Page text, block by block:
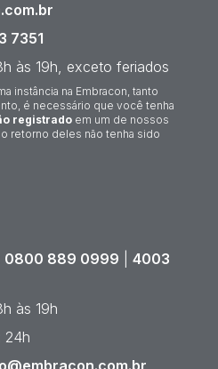
7351
às 19h, exceto feriados
instância na Embracon, tanto
é necessário que você tenha
registrado em um de nossos
retorno deles não tenha sido
0800 889 0999
4003
às 19h
24h